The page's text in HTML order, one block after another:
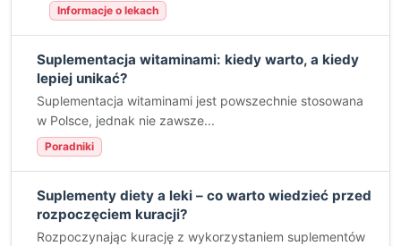
Informacje o lekach
Suplementacja witaminami: kiedy warto, a kiedy
lepiej unikać?
Suplementacja witaminami jest powszechnie stosowana
w Polsce, jednak nie zawsze...
Poradniki
Suplementy diety a leki – co warto wiedzieć przed
rozpoczęciem kuracji?
Rozpoczynając kurację z wykorzystaniem suplementów